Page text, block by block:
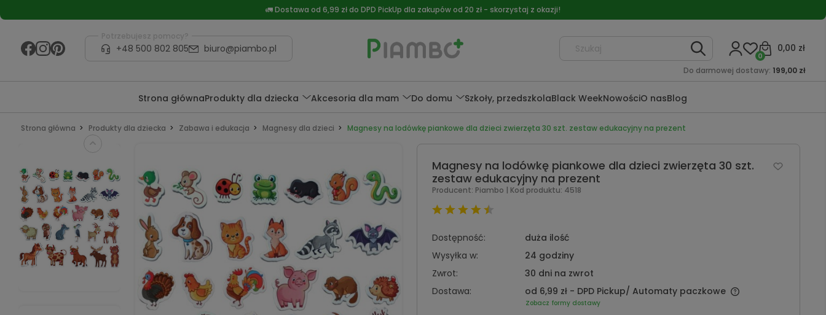
🚛 Dostawa od 6,99 zł do DPD PickUp dla zakupów od 20 zł - skorzystaj z okazji!
Potrzebujesz pomocy?
+48 500 802 805 biuro@piambo.pl
Do darmowej dostawy: 199,00 zł
0,00 zł
0
Strona głównaProdukty dla dziecka Akcesoria dla mam Do domu Szkoły, przedszkolaBlack WeekNowościO nasBlog
Strona główna Produkty dla dziecka Zabawa i edukacja Magnesy dla dzieci Magnesy na lodówkę piankowe dla dzieci zwierzęta 30 szt. zestaw edukacyjny na prezent
Magnesy na lodówkę piankowe dla dzieci zwierzęta 30 szt.
zestaw edukacyjny na prezent
Producent: Piambo | Kod produktu: 4518
Dostępność:
duża ilość
Wysyłka w:
24 godziny
Zwrot:
30 dni na zwrot
Dostawa:
od 6,99 zł - DPD Pickup/ Automaty paczkowe
Zobacz formy dostawy